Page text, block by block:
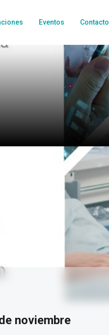
Eventos Contacto
noviembre